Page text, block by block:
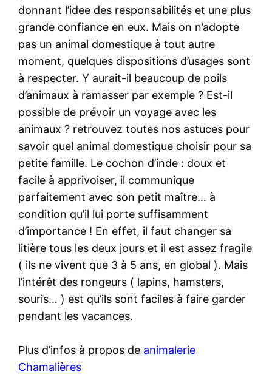
donnant l’idee des responsabilités et une plus
grande confiance en eux. Mais on n’adopte
pas un animal domestique à tout autre
moment, quelques dispositions d’usages sont
à respecter. Y aurait-il beaucoup de poils
d’animaux à ramasser par exemple ? Est-il
possible de prévoir un voyage avec les
animaux ? retrouvez toutes nos astuces pour
savoir quel animal domestique choisir pour sa
petite famille. Le cochon d’inde : doux et
facile à apprivoiser, il communique
parfaitement avec son petit maître… à
condition qu’il lui porte suffisamment
d’importance ! En effet, il faut changer sa
litière tous les deux jours et il est assez fragile
( ils ne vivent que 3 à 5 ans, en global ). Mais
l’intérêt des rongeurs ( lapins, hamsters,
souris… ) est qu’ils sont faciles à faire garder
pendant les vacances.
Plus d’infos à propos de animalerie
Chamalières